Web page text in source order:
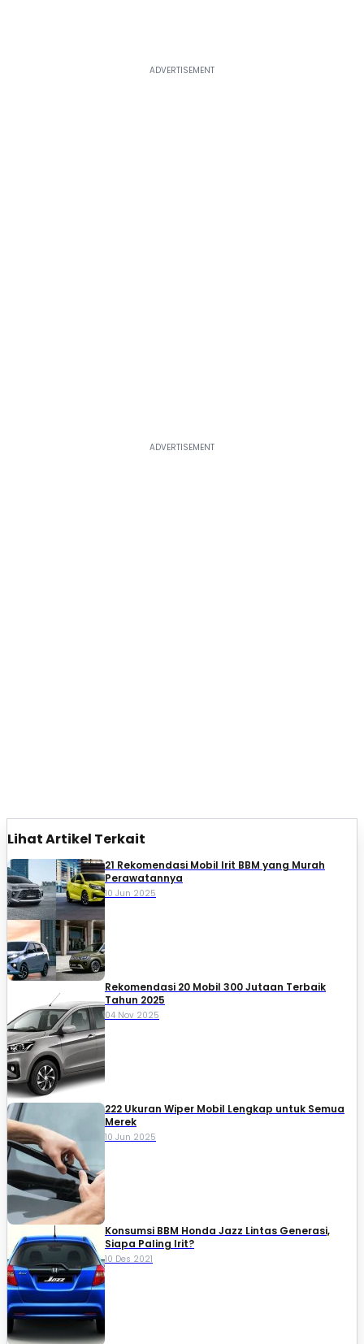
Lihat Artikel Terkait
21 Rekomendasi Mobil Irit BBM yang Murah
Perawatannya
10 Jun 2025
Rekomendasi 20 Mobil 300 Jutaan Terbaik
Tahun 2025
04 Nov 2025
222 Ukuran Wiper Mobil Lengkap untuk Semua
Merek
10 Jun 2025
Konsumsi BBM Honda Jazz Lintas Generasi,
Siapa Paling Irit?
10 Des 2021